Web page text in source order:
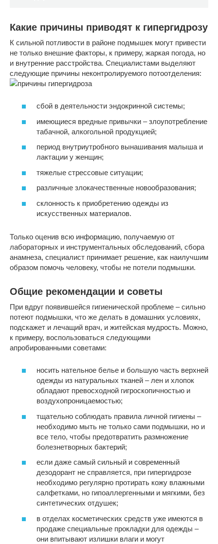
Какие причины приводят к гипергидрозу
К сильной потливости в районе подмышек могут привести
не только внешние факторы, к примеру, жаркая погода, но
и внутренние расстройства. Специалистами выделяют
следующие причины неконтролируемого потоотделения:
сбой в деятельности эндокринной системы;
имеющиеся вредные привычки – злоупотребление
табачной, алкогольной продукцией;
период внутриутробного вынашивания малыша и
лактации у женщин;
тяжелые стрессовые ситуации;
различные злокачественные новообразования;
склонность к приобретению одежды из
искусственных материалов.
Только оценив всю информацию, получаемую от
лабораторных и инструментальных обследований, сбора
анамнеза, специалист принимает решение, как наилучшим
образом помочь человеку, чтобы не потели подмышки.
Общие рекомендации и советы
При вдруг появившейся гигиенической проблеме – сильно
потеют подмышки, что же делать в домашних условиях,
подскажет и лечащий врач, и житейская мудрость. Можно,
к примеру, воспользоваться следующими
апробированными советами:
носить нательное белье и большую часть верхней
одежды из натуральных тканей – лен и хлопок
обладают превосходной гигроскопичностью и
воздухопроницаемостью;
тщательно соблюдать правила личной гигиены –
необходимо мыть не только сами подмышки, но и
все тело, чтобы предотвратить размножение
болезнетворных бактерий;
если даже самый сильный и современный
дезодорант не справляется, при гипергидрозе
необходимо регулярно протирать кожу влажными
салфетками, но гипоаллергенными и мягкими, без
синтетических отдушек;
в отделах косметических средств уже имеются в
продаже специальные прокладки для одежды –
они впитывают излишки влаги и могут